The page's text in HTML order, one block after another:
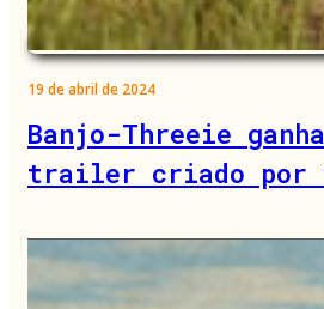
19 de abril de 2024
Banjo-Threeie
trailer criado por